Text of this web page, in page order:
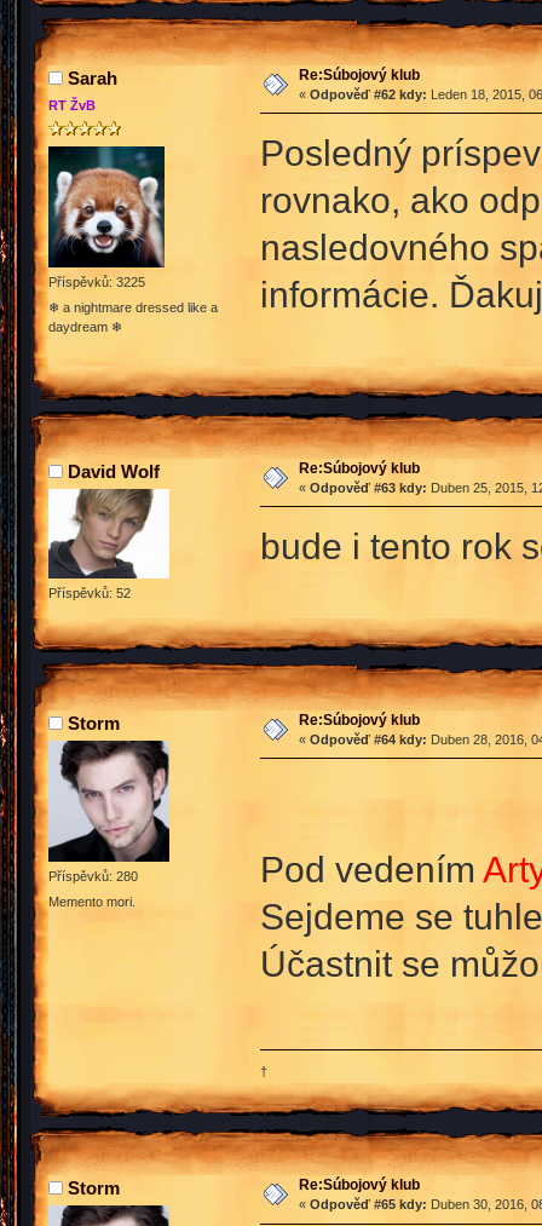
Sarah
RT ŽvB
Příspěvků: 3225
❄ a nightmare dressed like a
daydream ❄
Re:Súbojový klub
« Odpověď #62 kdy: Leden 18, 2015,
Posledný
rovnako, ako
nasledovného
informácie.
David Wolf
Příspěvků: 52
Re:Súbojový klub
« Odpověď #63 kdy: Duben 25, 2015,
bude i tento rok
Storm
Příspěvků: 280
Memento mori.
Re:Súbojový klub
« Odpověď #64 kdy: Duben 28, 2016,
Pod vedením
Sejdeme se
Účastnit se
†
Storm Re:Súbojový klub
« Odpověď #65 kdy: Duben 30, 2016,